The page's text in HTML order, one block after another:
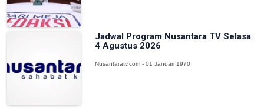
Jadwal Program Nusantara TV Selasa
4 Agustus 2026
Nusantaratv.com - 01 Januari 1970